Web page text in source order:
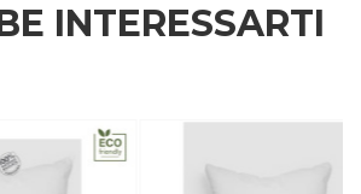
INTERESSARTI